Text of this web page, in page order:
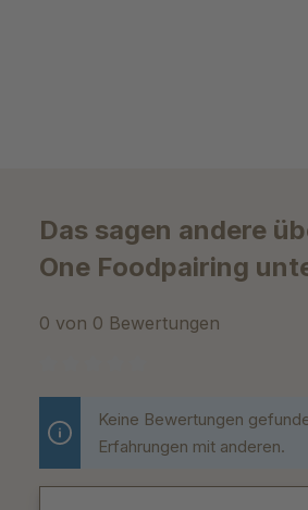
Das sagen andere
One Foodpairing
0 von 0 Bewertungen
Durchschnittliche Bewertung von 0
Keine Bewertungen
Erfahrungen mit anderen.